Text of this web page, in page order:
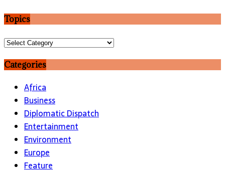
Topics
Topics
Categories
Africa
Business
Diplomatic Dispatch
Entertainment
Environment
Europe
Feature